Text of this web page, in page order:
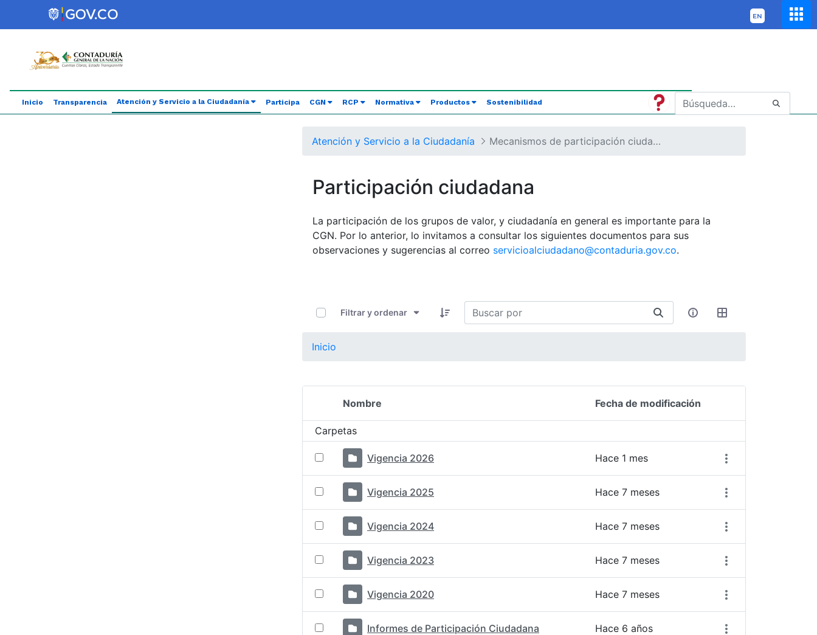
Saltar al contenido principal
Abrir menú de accesibilidad
Inicio Transparencia Atención y Servicio a la Ciudadanía (current)
Participa CGN RCP Normativa Productos Sostenibilidad
Atención y Servicio a la Ciudadanía Mecanismos de participación ciudadana
Participación ciudadana
La participación de los grupos de valor, y ciudadanía en general es importante para la
CGN. Por lo anterior, lo invitamos a consultar los siguientes documentos para sus
observaciones y sugerencias al correo servicioalciudadano@contaduria.gov.co.
Filtrar y ordenar
Inicio
Selección del elemento
Nombre Fecha de modificación
Carpetas
Vigencia 2026 Hace 1 mes
Vigencia 2025 Hace 7 meses
Vigencia 2024 Hace 7 meses
Vigencia 2023 Hace 7 meses
Vigencia 2020 Hace 7 meses
Informes de Participación Ciudadana Hace 6 años